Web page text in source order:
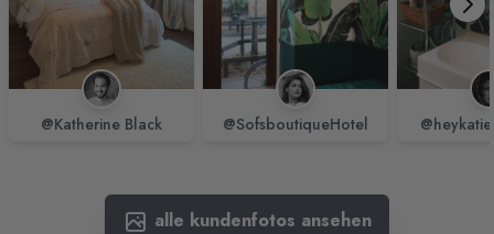
@Katherine Black @SofsboutiqueHotel
alle kundenfotos ansehen